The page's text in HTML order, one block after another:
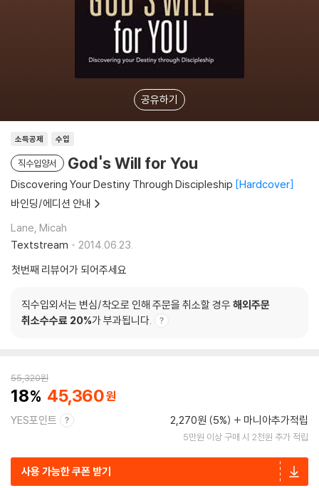
공유하기
소득공제 수입
직수입양서 God's Will for You
Discovering Your Destiny Through Discipleship Hardcover
바인딩/에디션 안내
Lane, Micah
Textstream
2014.06.23.
첫번째 리뷰어가 되어주세요
직수입외서는 변심/착오로 인해 주문을 취소할 경우 해외주문
취소수수료 20%가 부과됩니다.
55,320원
18 45,360
YES포인트 2,270원 (5%) 마니아추가적립
5만원 이상 구매 시 2천원 추가 적립
사용 가능한 쿠폰 받기